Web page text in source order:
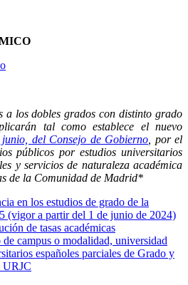
a los dobles grados con distinto grado
tal como establece el nuevo
del Consejo de Gobierno , por el
públicos por estudios universitarios
y servicios de naturaleza académica
de la Comunidad de Madrid*
en los estudios de grado de la
(vigor a partir del 1 de junio de 2024)
de tasas académicas
campus o modalidad, universidad
españoles parciales de Grado y
URJC